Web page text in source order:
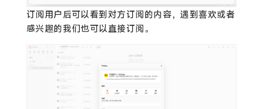
订阅用户后可以看到对方订阅的内容，遇到喜欢或者
感兴趣的我们也可以直接订阅。